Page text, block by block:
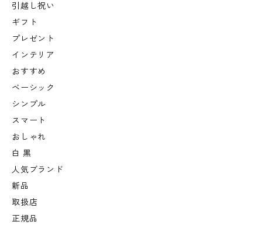
引越し祝い
ギフト
プレゼント
インテリア
おすすめ
ベーシック
シンプル
スマート
おしゃれ
白 黒
人気ブランド
新品
取扱店
正規品